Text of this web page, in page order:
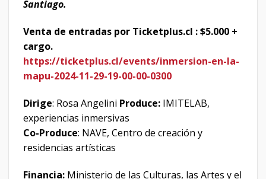
Santiago.
Venta de entradas por Ticketplus.cl : $5.000 +
cargo.
https://ticketplus.cl/events/inmersion-en-la-
mapu-2024-11-29-19-00-00-0300
Dirige: Rosa Angelini Produce: IMITELAB,
experiencias inmersivas
Co-Produce: NAVE, Centro de creación y
residencias artísticas
Financia: Ministerio de las Culturas, las Artes y el